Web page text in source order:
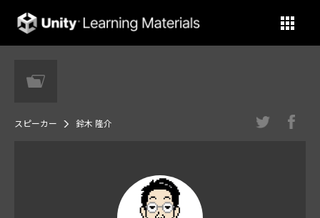
Unity Learning Materials
スピーカー 鈴木 隆介